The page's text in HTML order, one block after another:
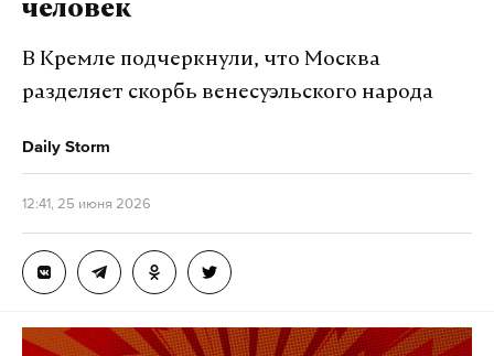
человек
В Кремле подчеркнули, что Москва
разделяет скорбь венесуэльского народа
Daily Storm
12:41, 25 июня 2026